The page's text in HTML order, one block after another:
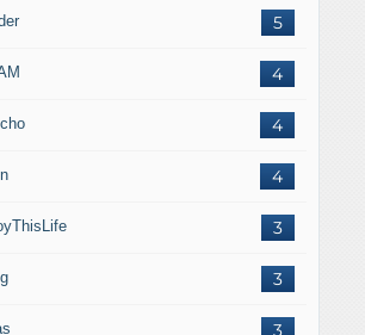
5
4
4
4
3
3
3